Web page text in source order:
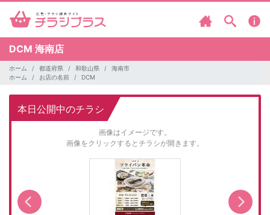
DCM 海南店
ホーム 都道府県 和歌山県
海南市
ホーム
お店の名前 DCM
本日公開中のチラシ
画像はイメージです。
画像をクリックするとチラシが開きます。